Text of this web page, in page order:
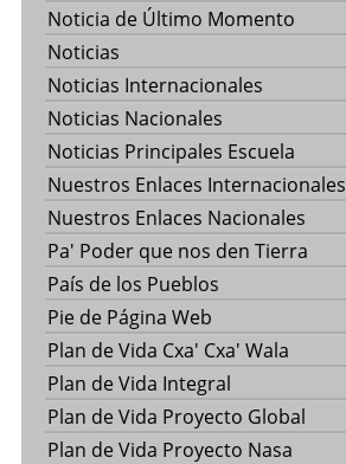
Noticia de Último Momento
Noticias
Noticias Internacionales
Noticias Nacionales
Noticias Principales Escuela
Nuestros Enlaces Internacionales
Nuestros Enlaces Nacionales
Pa' Poder que nos den Tierra
País de los Pueblos
Pie de Página Web
Plan de Vida Cxa' Cxa' Wala
Plan de Vida Integral
Plan de Vida Proyecto Global
Plan de Vida Proyecto Nasa